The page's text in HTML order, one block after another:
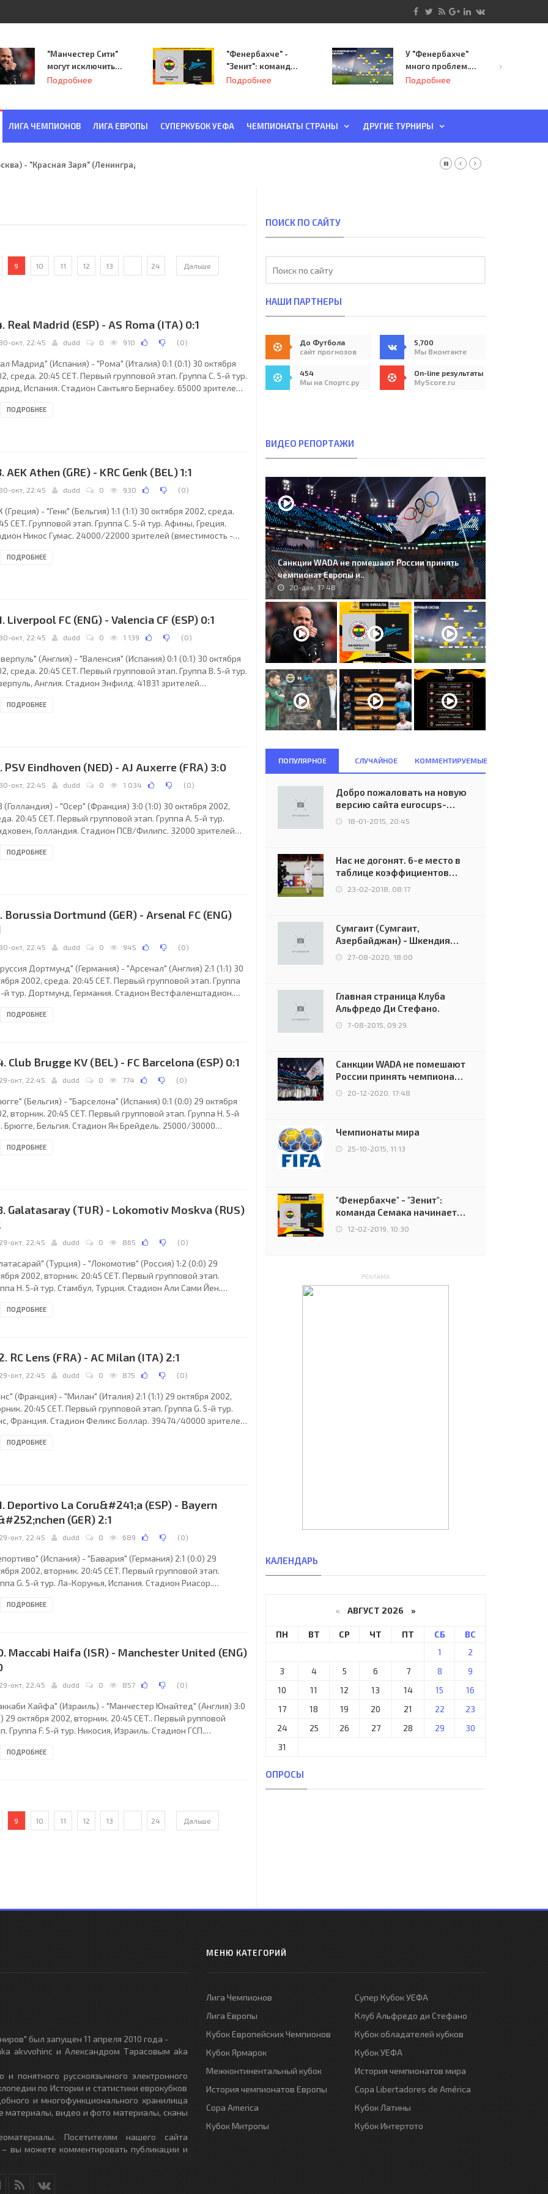
"Манчестер Сити"
могут исключить
из Лиги
Подробнее
"Фенербахче" -
"Зенит": команда
Семака начинает
Подробнее
У "Фенербахче"
много проблем.
Но он опасен для
Подробнее
ЛИГА ЧЕМПИОНОВ ЛИГА ЕВРОПЫ СУПЕРКУБОК УЕФА ЧЕМПИОНАТЫ СТРАНЫ ДРУГИЕ ТУРНИРЫ
- "Красная Заря" (Ленинград) 6:2
9 10 11 12 13 24 Дальше
Real Madrid (ESP) - AS Roma (ITA) 0:1
30-окт, 22:45 dudd 0 910 (0)
Мадрид" (Испания) - "Рома" (Италия) 0:1 (0:1) 30 октября
среда. 20:45 CET. Первый групповой этап. Группа C. 5-й тур.
Испания. Стадион Сантьяго Бернабеу. 65000 зрителей
(Шотландия), Давид Дойг (Шотландия). Резервный:
ПОДРОБНЕЕ
AEK Athen (GRE) - KRC Genk (BEL) 1:1
30-окт, 22:45 dudd 0 930 (0)
(Греция) - "Генк" (Бельгия) 1:1 (1:1) 30 октября 2002, среда.
CET. Групповой этап. Группа C. 5-й тур. Афины, Греция.
Никос Гумас. 24000/22000 зрителей (вместимость -
(Швейцария), Маттиас Арне (Швейцария).
ПОДРОБНЕЕ
Liverpool FC (ENG) - Valencia CF (ESP) 0:1
30-окт, 22:45 dudd 0 1 139 (0)
(Англия) - "Валенсия" (Испания) 0:1 (0:1) 30 октября
среда. 20:45 CET. Первый групповой этап. Группа B. 5-й тур.
Англия. Стадион Энфилд. 41831 зрителей
Борган (Норвегия), Стейнар Хольвик (Норвегия).
ПОДРОБНЕЕ
PSV Eindhoven (NED) - AJ Auxerre (FRA) 3:0
30-окт, 22:45 dudd 0 1 034 (0)
(Голландия) - "Осер" (Франция) 3:0 (1:0) 30 октября 2002,
20:45 CET. Первый групповой этап. Группа A. 5-й тур.
Голландия. Стадион ПСВ/Филипс. 32000 зрителей
(Дания), Маркку Тьенсу (Дания). Резервный: Николай
ПОДРОБНЕЕ
Borussia Dortmund (GER) - Arsenal FC (ENG)
30-окт, 22:45 dudd 0 945 (0)
Дортмунд" (Германия) - "Арсенал" (Англия) 2:1 (1:1) 30
2002, среда. 20:45 CET. Первый групповой этап. Группа
й тур. Дортмунд, Германия. Стадион Вестфаленштадион.
(Испания), Оскар Давид Мартинес Саманьего
Ройтер, 69), 8.
ПОДРОБНЕЕ
Club Brugge KV (BEL) - FC Barcelona (ESP) 0:1
29-окт, 22:45 dudd 0 774 (0)
(Бельгия) - "Барселона" (Испания) 0:1 (0:0) 29 октября
вторник. 20:45 CET. Первый групповой этап. Группа H. 5-й
Брюгге, Бельгия. Стадион Ян Брейдель. 25000/30000
Шарп (Англия), Гленн Тернер (Англия). Резервный: Стивен
ПОДРОБНЕЕ
Galatasaray (TUR) - Lokomotiv Moskva (RUS)
29-окт, 22:45 dudd 0 865 (0)
(Турция) - "Локомотив" (Россия) 1:2 (0:0) 29
2002, вторник. 20:45 CET. Первый групповой этап.
H. 5-й тур. Стамбул, Турция. Стадион Али Сами Йен.
(Германия), Ян-Хендрик Зальвер (Германия), Фолькер
(11. Хасан Шаш, 46), 17.
ПОДРОБНЕЕ
RC Lens (FRA) - AC Milan (ITA) 2:1
29-окт, 22:45 dudd 0 875 (0)
(Франция) - "Милан" (Италия) 2:1 (1:1) 29 октября 2002,
20:45 CET. Первый групповой этап. Группа G. 5-й тур.
Франция. Стадион Феликс Боллар. 39474/40000 зрителей
(Англия), Кевин Пайк (Англия). Резервный: Роберт Стайлс
ПОДРОБНЕЕ
Deportivo La Coru&#241;a (ESP) - Bayern
(GER) 2:1
29-окт, 22:45 dudd 0 689 (0)
(Испания) - "Бавария" (Германия) 2:1 (0:0) 29
2002, вторник. 20:45 CET. Первый групповой этап.
G. 5-й тур. Ла-Корунья, Испания. Стадион Риасор.
(Швеция), Лейф Линдберг (Швеция), Кеннет Петерссон
10. Фран (к) (22. Роберто
ПОДРОБНЕЕ
Maccabi Haifa (ISR) - Manchester United (ENG)
29-окт, 22:45 dudd 0 857 (0)
Хайфа" (Израиль) - "Манчестер Юнайтед" (Англия) 3:0
29 октября 2002, вторник. 20:45 CET.. Первый рупповой
Группа F. 5-й тур. Никосия, Израиль. Стадион ГСП.
Лопес Ньето (Испания), Викториано Жиральдес Карраско
ПОДРОБНЕЕ
9 10 11 12 13 24 Дальше
ПОИСК ПО САЙТУ
НАШИ ПАРТНЕРЫ
До Футбола
сайт прогнозов
5,700
Мы Вконтакте
454
Мы на Спортс.ру
On-line результаты
MyScore.ru
ВИДЕО РЕПОРТАЖИ
Санкции WADA не помешают России принять
чемпионат Европы и..
20-дек, 17:48
ПОПУЛЯРНОЕ СЛУЧАЙНОЕ КОММЕНТИРУЕМЫЕ
Добро пожаловать на новую
версию сайта eurocups-
uefa.ru
18-01-2015, 20:45
Нас не догонят. 6-е место в
таблице коэффициентов
УЕФА остаётся за Россией
23-02-2018, 08:17
Сумгаит (Сумгаит,
Азербайджан) - Шкендия
(Тетово, Северная
Македония) - 0:2 (0:0)
27-08-2020, 18:00
Главная страница Клуба
Альфредо Ди Стефано.
7-08-2015, 09:29
Санкции WADA не помешают
России принять чемпионат
Европы и финал Лиги
чемпионов.
20-12-2020, 17:48
Чемпионаты мира
25-10-2015, 11:13
"Фенербахче" - "Зенит":
команда Семака начинает
путь в плей-офф Лиги
12-02-2019, 10:30
РЕКЛАМА
КАЛЕНДАРЬ
« АВГУСТ 2026 »
ПН ВТ СР ЧТ ПТ СБ
ВС
1
2
3
4 5 6 7 8
9
10
11 12 13 14 15
16
17
18 19 20 21 22
23
24
25 26 27 28 29
30
31
ОПРОСЫ
был запущен 11 апреля 2010 года -
akvvohinc и Александром Тарасовым aka
понятного русскоязычного электронного
по Истории и статистики еврокубков
и многофункционального хранилища
материалы, видео и фото материалы, сканы
Посетителям нашего сайта
вы можете комментировать публикации и
МЕНЮ КАТЕГОРИЙ
Лига Чемпионов
Лига Европы
Кубок Европейских Чемпионов
Кубок Ярмарок
Межконтинентальный кубок
История чемпионатов Европы
Copa America
Кубок Митропы
Супер Кубок УЕФА
Клуб Альфредо ди Стефано
Кубок обладателей кубков
Кубок УЕФА
История чемпионатов мира
Copa Libertadores de América
Кубок Латины
Кубок Интертото